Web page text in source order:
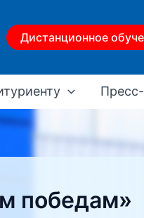
Дистанционное
победам»